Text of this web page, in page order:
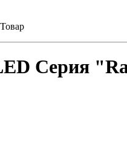
Серия